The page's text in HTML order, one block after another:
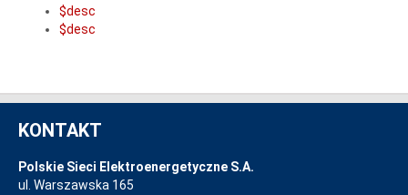
$desc
$desc
KONTAKT
Polskie Sieci Elektroenergetyczne S.A.
ul. Warszawska 165